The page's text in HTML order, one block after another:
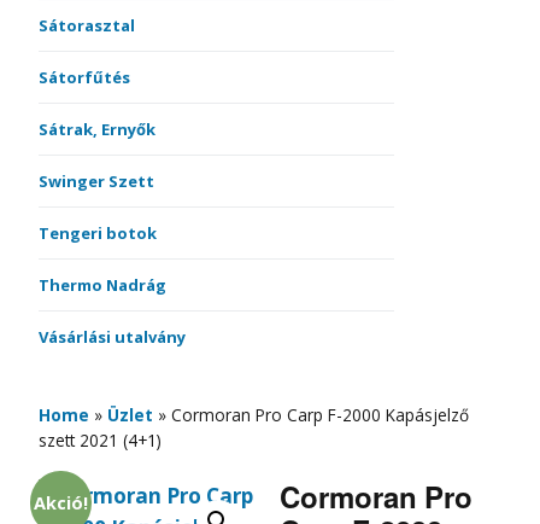
Sátorasztal
Sátorfűtés
Sátrak, Ernyők
Swinger Szett
Tengeri botok
Thermo Nadrág
Vásárlási utalvány
Home » Üzlet » Cormoran Pro Carp F-2000 Kapásjelző
szett 2021 (4+1)
Akció!
Cormoran Pro